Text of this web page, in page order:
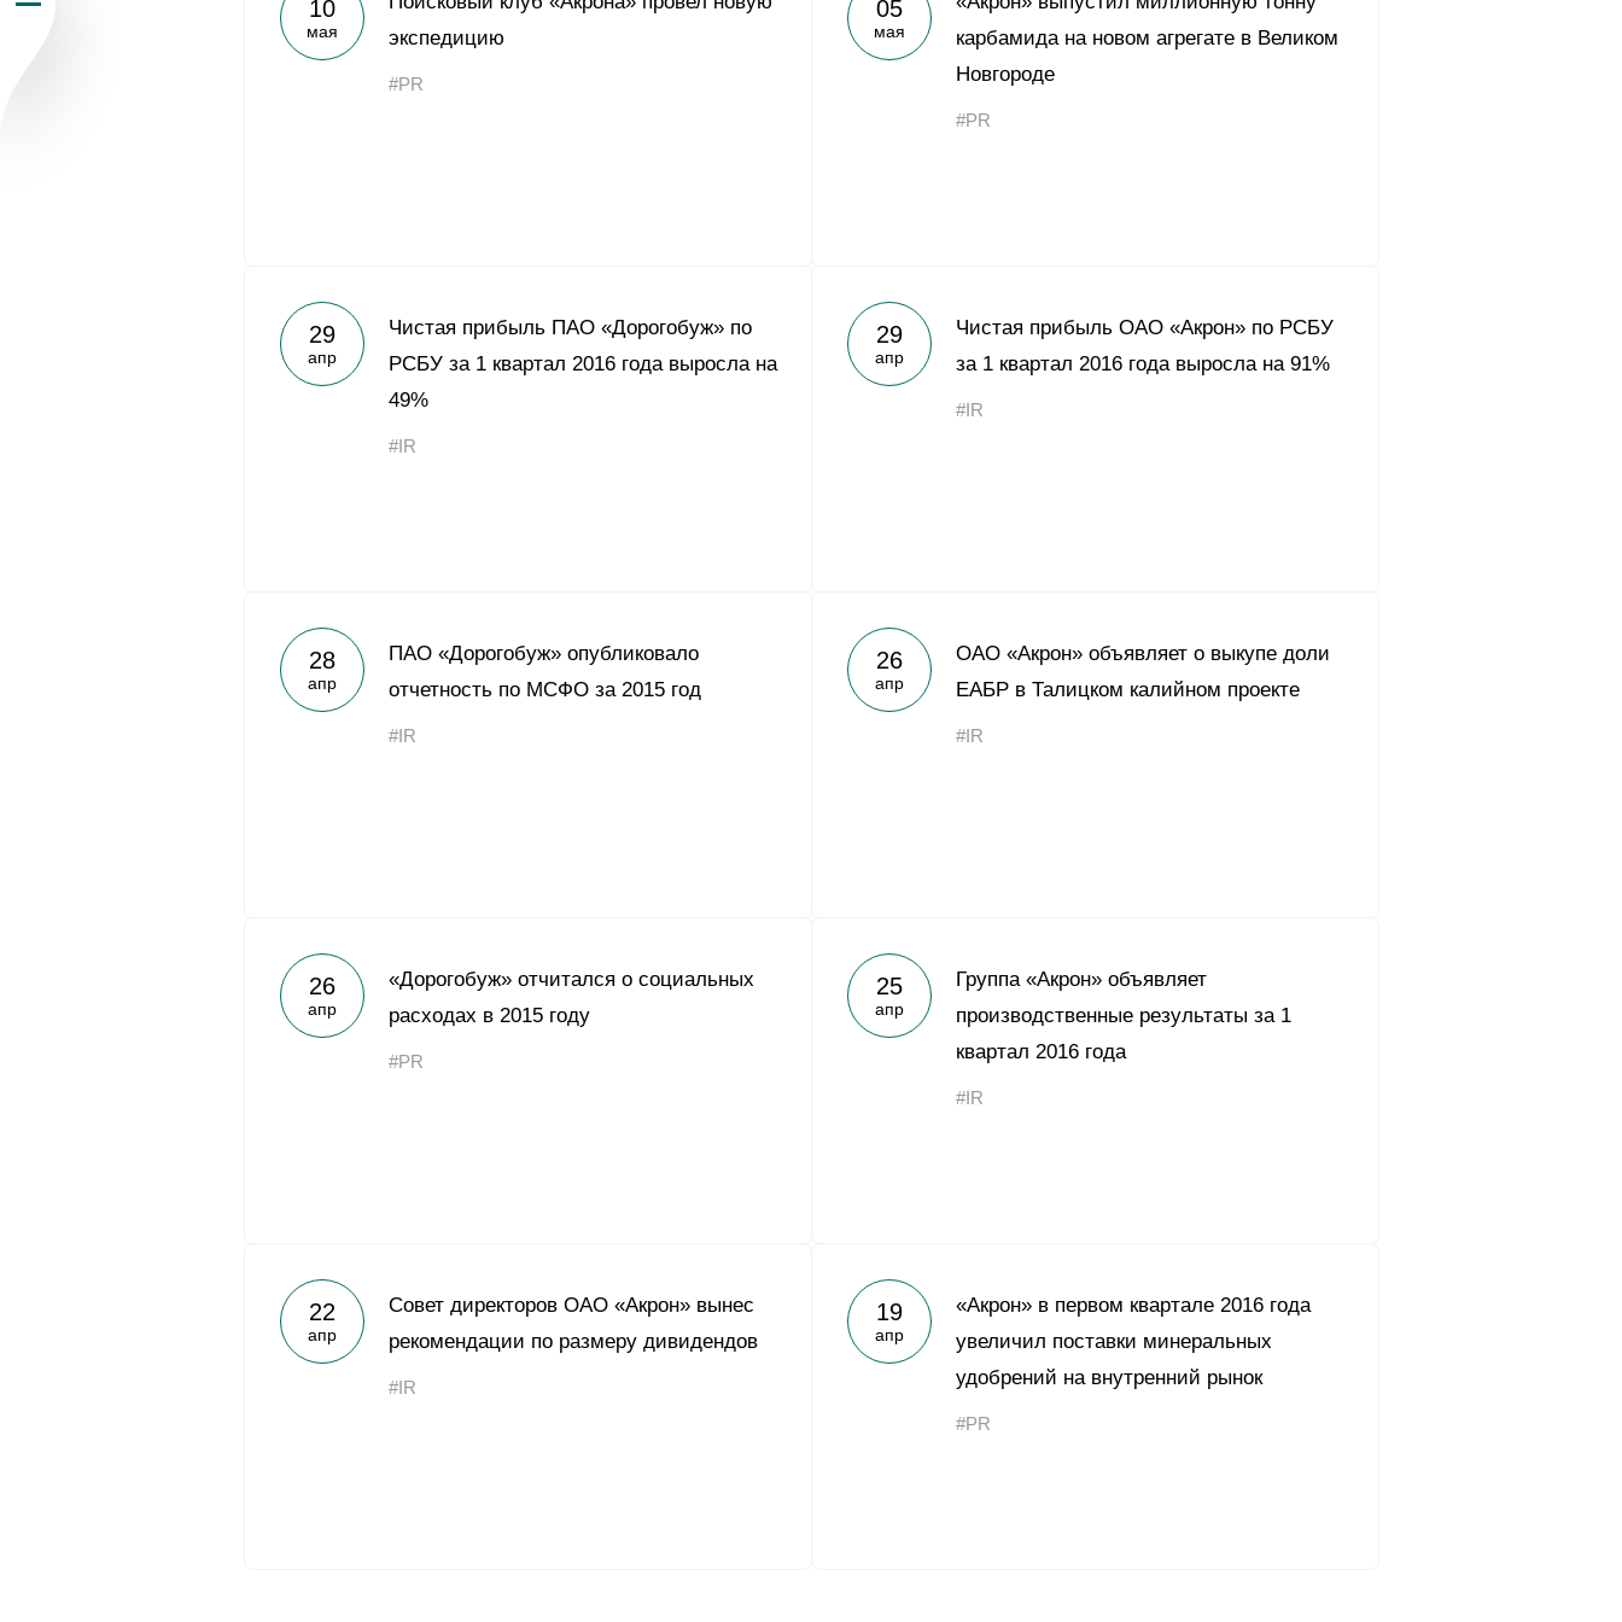
Yong Sheng Feng
Acron Argentina S.R.L
Acron Brasil Ltda.
Пресс-центр
10
мая
экспедицию
#PR
05
мая
карбамида на новом агрегате в Великом
Новгороде
#PR
29
апр
Чистая прибыль ПАО «Дорогобуж» по
РСБУ за 1 квартал 2016 года выросла на
49%
#IR
29
апр
Чистая прибыль ОАО «Акрон» по РСБУ
за 1 квартал 2016 года выросла на 91%
#IR
28
апр
ПАО «Дорогобуж» опубликовало
отчетность по МСФО за 2015 год
#IR
26
апр
ОАО «Акрон» объявляет о выкупе доли
ЕАБР в Талицком калийном проекте
#IR
26
апр
«Дорогобуж» отчитался о социальных
расходах в 2015 году
#PR
25
апр
Группа «Акрон» объявляет
производственные результаты за 1
квартал 2016 года
#IR
22
апр
Совет директоров ОАО «Акрон» вынес
рекомендации по размеру дивидендов
#IR
19
апр
«Акрон» в первом квартале 2016 года
увеличил поставки минеральных
удобрений на внутренний рынок
#PR